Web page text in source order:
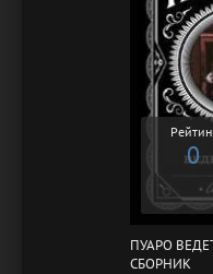
0
ПУАРО
СБОРНИК